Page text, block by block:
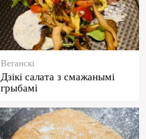
Веганскі
Дзікі салата з смажанымі
грыбамі